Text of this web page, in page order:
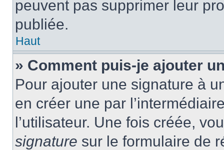
peuvent pas supprimer leur
publiée.
Haut
» Comment puis-je ajouter
Pour ajouter une signature à
en créer une par
l’utilisateur. Une fois créée,
signature sur le formulaire de